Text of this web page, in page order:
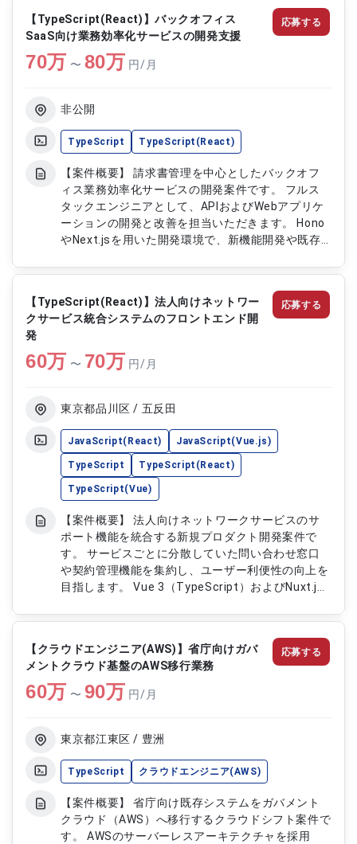
状態管理を重視し、既存機能の改善や運用最適化に
携わっていただきます。 【作業内容】 ・既存BtoB
向け業務SaaSの改修および機能改善対応 ・
TypeScriptおよびReactを用いたフロントエンド
開発 ・本番リリースに向けた品質向上および運用
装対応 ・セキュリティチェック業務や委託先管理
【TypeScript(React)】バックオフィス
SaaS向け業務効率化サービスの開発支援
70万 〜 80万 円/月
非公開
TypeScript TypeScript(React)
【案件概要】 請求書管理を中心としたバックオフ
ィス業務効率化サービスの開発案件です。 フルス
タックエンジニアとして、APIおよびWebアプリケ
ーションの開発と改善を担当いただきます。 Hono
やNext.jsを用いた開発環境で、新機能開発や既存
ーと連携し、仕様検討から実装、リリースまで一貫
を用いたAPI開発 ・Next.jsを用いたWebアプリケー
ション開発 ・新機能開発および既存機能のUI／UX
・PdMやデザイナーとの連携および仕様調整
応募する
【TypeScript(React)】法人向けネットワー
クサービス統合システムのフロントエンド開
発
60万 〜 70万 円/月
東京都品川区 / 五反田
JavaScript(React) JavaScript(Vue.js)
TypeScript TypeScript(React)
TypeScript(Vue)
【案件概要】 法人向けネットワークサービスのサ
ポート機能を統合する新規プロダクト開発案件で
す。 サービスごとに分散していた問い合わせ窓口
や契約管理機能を集約し、ユーザー利便性の向上を
目指します。 Vue 3（TypeScript）およびNuxt.js
いただきます。 状態管理やテスト設計、API連携を
含めた幅広い開発業務に携わることが可能です。
モダンな技術スタックを活用しながら開発を推進し
ていただくポジションです。 【作業内容】 ・Vue
3（TypeScript）／Nuxt.jsを用いたWebアプリケ
ーションの設計、開発 ・サービス申込、変更、解
態管理設計および実装対応 ・Vitest、Playwright
環境の整備、開発プロセス改善対応
応募する
【クラウドエンジニア(AWS)】省庁向けガバ
メントクラウド基盤のAWS移行業務
60万 〜 90万 円/月
東京都江東区 / 豊洲
TypeScript クラウドエンジニア(AWS)
【案件概要】 省庁向け既存システムをガバメント
クラウド（AWS）へ移行するクラウドシフト案件で
す。 AWSのサーバーレスアーキテクチャを採用
応募する